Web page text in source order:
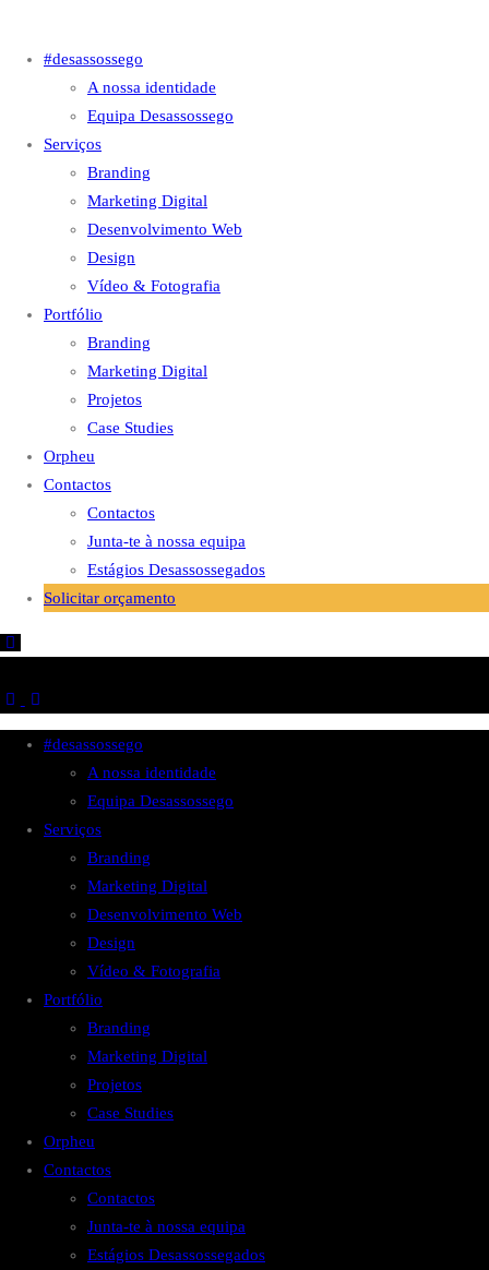
#desassossego
A nossa identidade
Equipa Desassossego
Serviços
Branding
Marketing Digital
Desenvolvimento Web
Design
Vídeo & Fotografia
Portfólio
Branding
Marketing Digital
Projetos
Case Studies
Orpheu
Contactos
Contactos
Junta-te à nossa equipa
Estágios Desassossegados
Solicitar orçamento
#desassossego
A nossa identidade
Equipa Desassossego
Serviços
Branding
Marketing Digital
Desenvolvimento Web
Design
Vídeo & Fotografia
Portfólio
Branding
Marketing Digital
Projetos
Case Studies
Orpheu
Contactos
Contactos
Junta-te à nossa equipa
Estágios Desassossegados